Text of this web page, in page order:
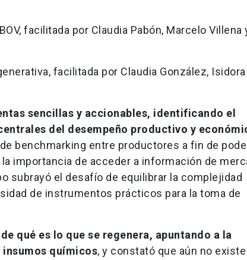
facilitada por Claudia Pabón, Marcelo Villena
facilitada por Claudia González, Isidora
sencillas y accionables, identificando el
del desempeño productivo y
benchmarking entre productores a fin de
importancia de acceder a información de
subrayó el desafío de equilibrar la complejidad
de instrumentos prácticos para la toma de
qué es lo que se regenera, apuntando a la
químicos, y constató que aún no